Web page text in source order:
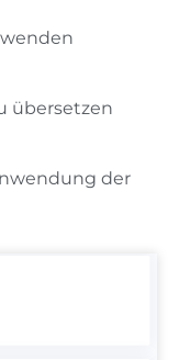
übersetzen
der